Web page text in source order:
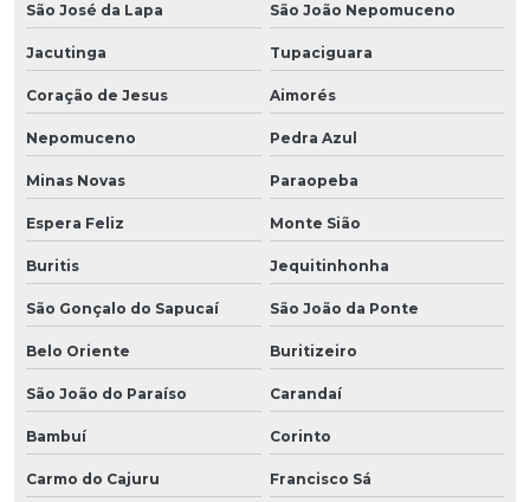
São José da Lapa São João Nepomuceno
Jacutinga Tupaciguara
Coração de Jesus Aimorés
Nepomuceno Pedra Azul
Minas Novas Paraopeba
Espera Feliz Monte Sião
Buritis Jequitinhonha
São Gonçalo do Sapucaí São João da Ponte
Belo Oriente Buritizeiro
São João do Paraíso Carandaí
Bambuí Corinto
Carmo do Cajuru Francisco Sá